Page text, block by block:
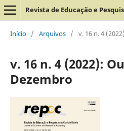
Revista de Educação e
Início / Arquivos / v. 16 n. 4
v. 16 n. 4 (2022):
Dezembro